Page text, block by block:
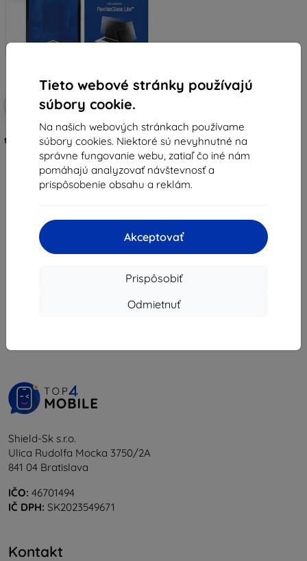
Tieto webové stránky používajú
súbory cookie.
Na našich webových stránkach používame
súbory cookies. Niektoré sú nevyhnutné na
správne fungovanie webu, zatiaľ čo iné nám
pomáhajú analyzovať návštevnosť a
prispôsobenie obsahu a reklám.
Akceptovať
Prispôsobiť
Odmietnuť
Zľava s
kupónom
EXTRA10
3MK FlexibleGlass Lite ochranné
tvrdené sklo pre BlackView Tab 6
do 8,3"
8,91 €
8,02 €
Shield-Sk s.r.o.
Ulica Rudolfa Mocka 3750/2A
841 04 Bratislava
IČO: 46701494
IČ DPH: SK2023549671
Kontakt